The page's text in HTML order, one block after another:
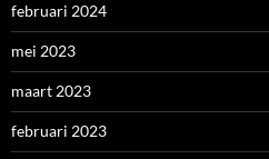
februari 2024
mei 2023
maart 2023
februari 2023